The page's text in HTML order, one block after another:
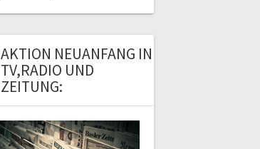
AKTION NEUANFANG IN
TV,RADIO UND
ZEITUNG: